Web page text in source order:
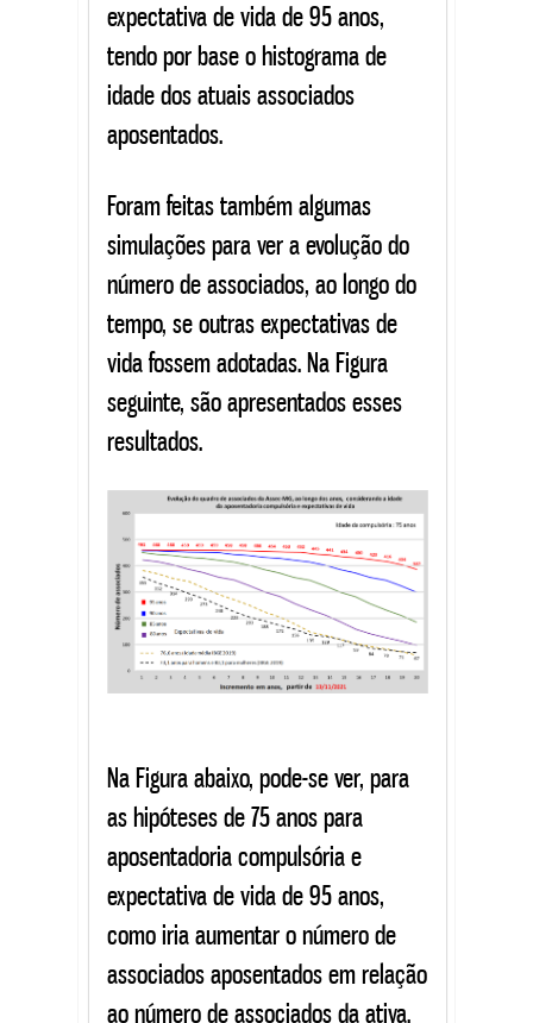
expectativa de vida de 95 anos,
tendo por base o histograma de
idade dos atuais associados
aposentados.
Foram feitas também algumas
simulações para ver a evolução do
número de associados, ao longo do
tempo, se outras expectativas de
vida fossem adotadas. Na Figura
seguinte, são apresentados esses
resultados.
Na Figura abaixo, pode-se ver, para
as hipóteses de 75 anos para
aposentadoria compulsória e
expectativa de vida de 95 anos,
como iria aumentar o número de
associados aposentados em relação
ao número de associados da ativa.